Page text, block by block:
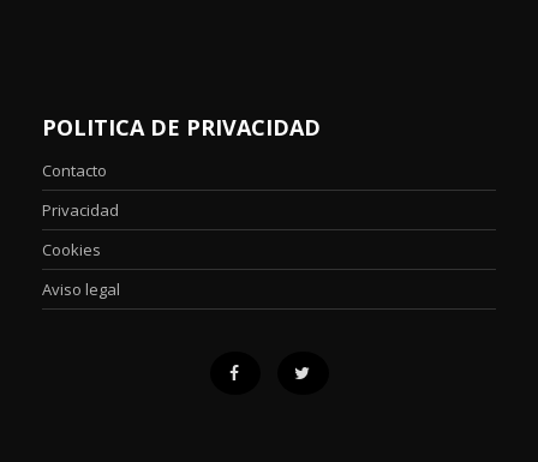
POLITICA DE PRIVACIDAD
Contacto
Privacidad
Cookies
Aviso legal